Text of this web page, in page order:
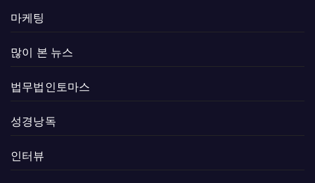
마케팅
많이 본 뉴스
법무법인토마스
성경낭독
인터뷰